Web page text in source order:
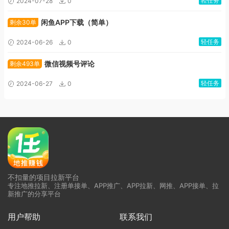
剩余30单 闲鱼APP下载（简单）
2024-06-26 0 轻任务
剩余493单 微信视频号评论
2024-06-27 0 轻任务
不扣量的项目拉新平台
专注地推拉新、注册单接单、APP推广、APP拉新、网推、APP接单、拉
新推广的分享平台
用户帮助 联系我们